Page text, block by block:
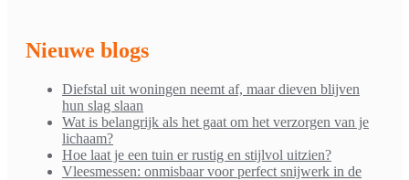
Nieuwe blogs
Diefstal uit woningen neemt af, maar dieven blijven
hun slag slaan
Wat is belangrijk als het gaat om het verzorgen van je
lichaam?
Hoe laat je een tuin er rustig en stijlvol uitzien?
Vleesmessen: onmisbaar voor perfect snijwerk in de